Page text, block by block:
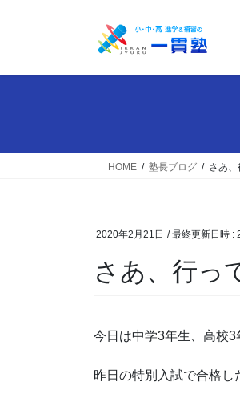
HOME 塾長ブログ さあ、
2020年2月21日 / 最終更新日時 :
さあ、行っ
今日は中学3年生、高校3
昨日の特別入試で合格し